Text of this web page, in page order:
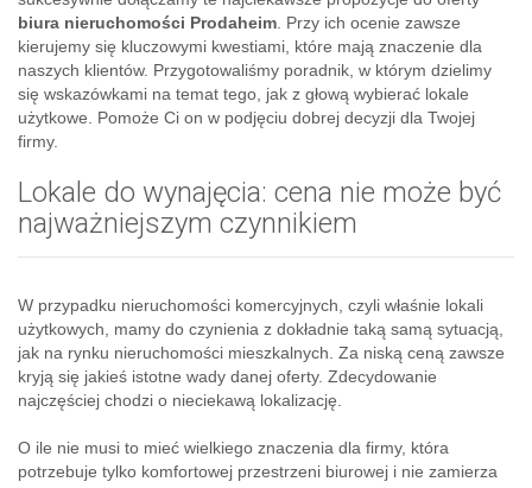
biura nieruchomości Prodaheim. Przy ich ocenie zawsze
kierujemy się kluczowymi kwestiami, które mają znaczenie dla
naszych klientów. Przygotowaliśmy poradnik, w którym dzielimy
się wskazówkami na temat tego, jak z głową wybierać lokale
użytkowe. Pomoże Ci on w podjęciu dobrej decyzji dla Twojej
firmy.
Lokale do wynajęcia: cena nie może być
najważniejszym czynnikiem
W przypadku nieruchomości komercyjnych, czyli właśnie lokali
użytkowych, mamy do czynienia z dokładnie taką samą sytuacją,
jak na rynku nieruchomości mieszkalnych. Za niską ceną zawsze
kryją się jakieś istotne wady danej oferty. Zdecydowanie
najczęściej chodzi o nieciekawą lokalizację.
O ile nie musi to mieć wielkiego znaczenia dla firmy, która
potrzebuje tylko komfortowej przestrzeni biurowej i nie zamierza